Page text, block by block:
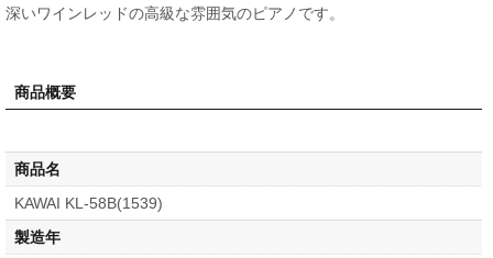
深いワインレッドの高級な雰囲気のピアノです。
商品概要
商品名
KAWAI KL-58B(1539)
製造年